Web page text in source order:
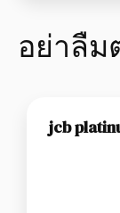
อย่าลืม
jcb